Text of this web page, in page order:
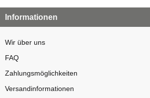
Informationen
Wir über uns
FAQ
Zahlungsmöglichkeiten
Versandinformationen